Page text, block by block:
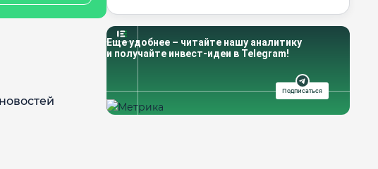
Еще удобнее – читайте нашу аналитику
и получайте инвест-идеи в Telegram!
Подписаться